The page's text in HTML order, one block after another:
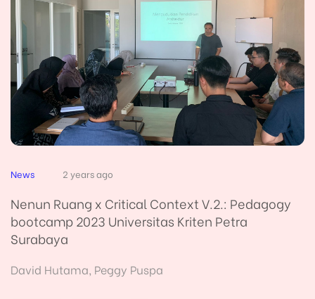
News 2 years ago
Nenun Ruang x Critical Context V.2.: Pedagogy
bootcamp 2023 Universitas Kriten Petra
Surabaya
David Hutama, Peggy Puspa